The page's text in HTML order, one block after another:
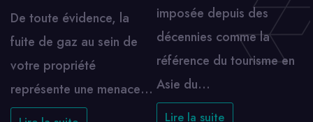
De toute évidence, la
fuite de gaz au sein de
votre propriété
représente une menace…
imposée depuis des
décennies comme la
référence du tourisme en
Asie du…
Lire la suite